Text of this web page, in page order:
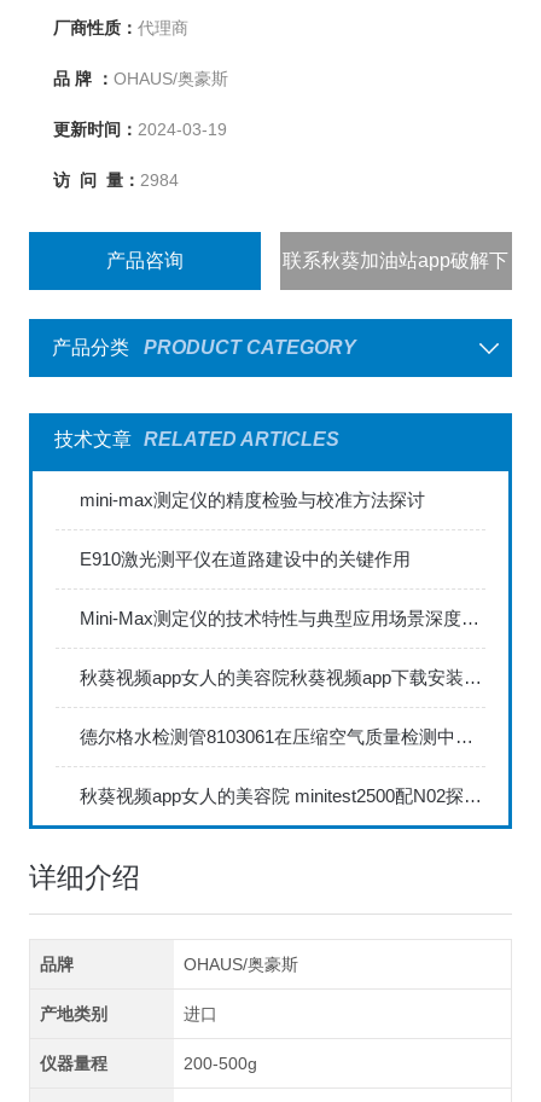
厂商性质： 代理商
品 牌 ： OHAUS/奥豪斯
更新时间： 2024-03-19
访 问 量： 2984
产品咨询 联系秋葵加油站app破解下
载
产品分类
PRODUCT CATEGORY
技术文章 RELATED ARTICLES
mini-max测定仪的精度检验与校准方法探讨
E910激光测平仪在道路建设中的关键作用
Mini-Max测定仪的技术特性与典型应用场景深度解读
秋葵视频app女人的美容院秋葵视频app下载安装735FN1.5正确的校准步骤
德尔格水检测管8103061在压缩空气质量检测中的应用
秋葵视频app女人的美容院 minitest2500配N02探头如何两点校准？
详细介绍
品牌 OHAUS/奥豪斯
产地类别 进口
仪器量程 200-500g